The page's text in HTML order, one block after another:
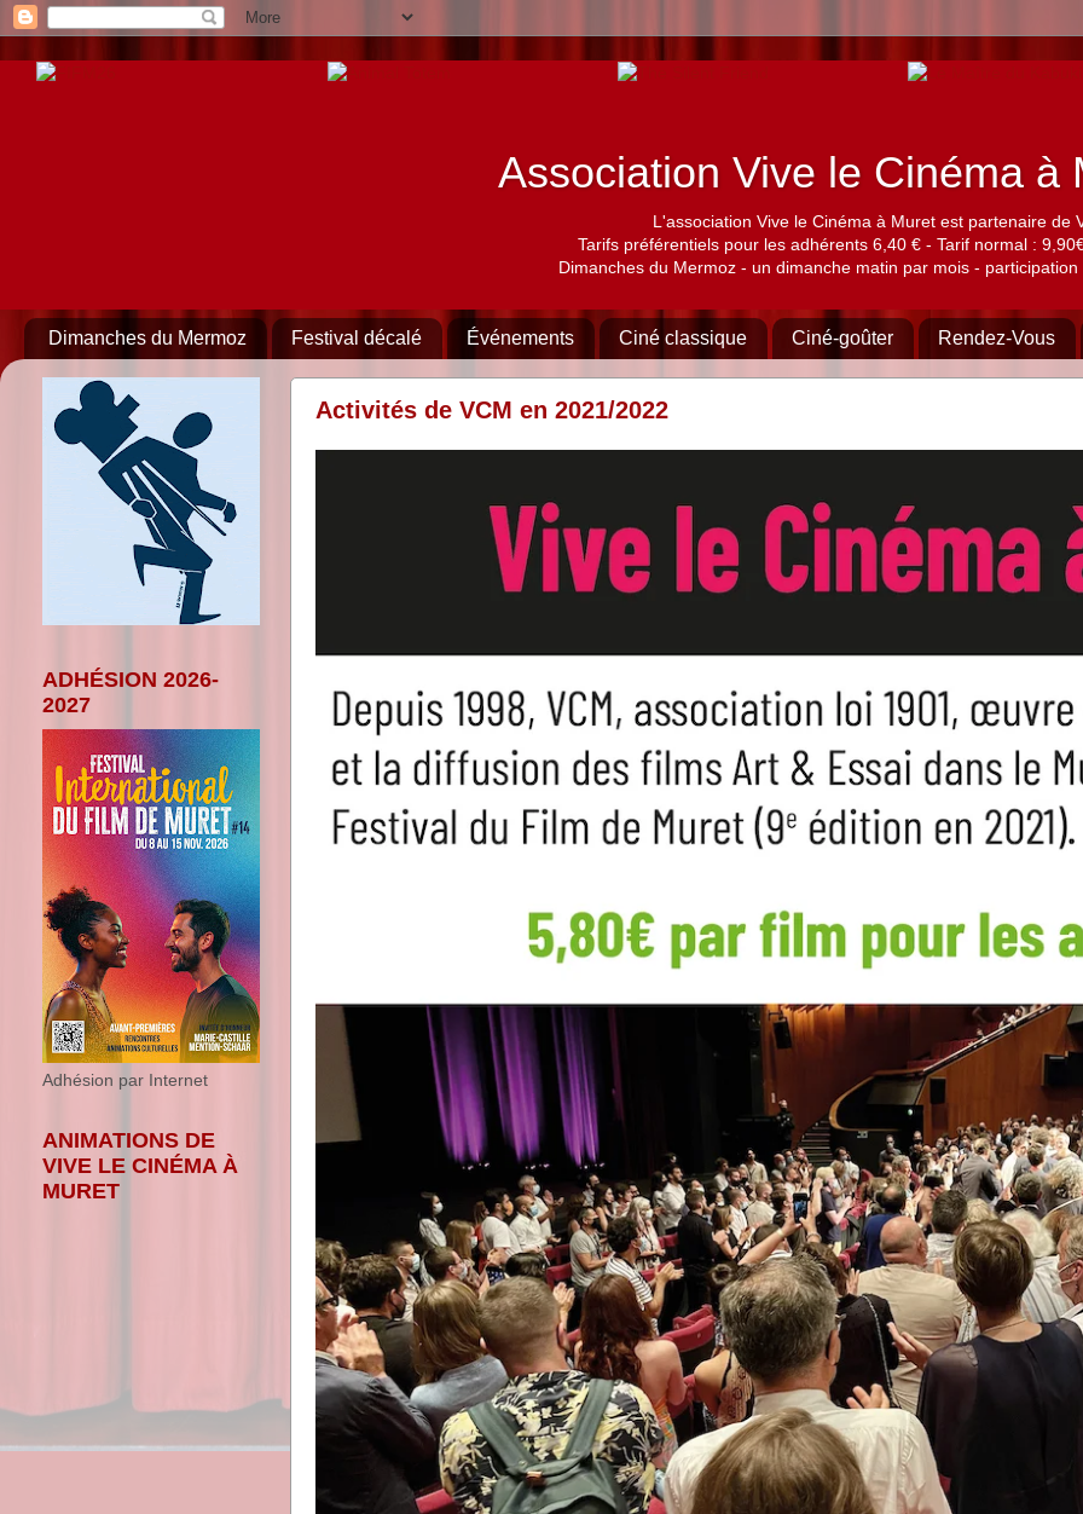
Association Vive le Cinéma à
L'association Vive le Cinéma à Muret est partenaire de
Tarifs préférentiels pour les adhérents 6,40 € - Tarif normal :
Dimanches du Mermoz - un dimanche matin par mois -
Dimanches du Mermoz Festival décalé Événements Ciné classique Ciné-goûter Rendez-Vous
Activités de VCM en 2021/2022
ADHÉSION 2026-
2027
Adhésion par Internet
ANIMATIONS DE
VIVE LE CINÉMA À
MURET